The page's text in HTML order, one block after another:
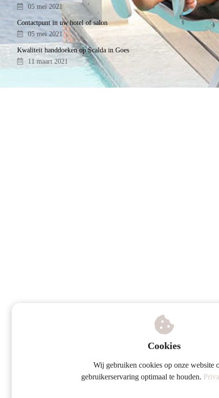
05 mei 2021
Contactpunt in uw hotel of salon
05 mei 2021
Kwaliteit handdoeken op Scalda in Goes
11 maart 2021
Cookies
Wij gebruiken cookies op onze website
gebruikerservaring optimaal te houden.